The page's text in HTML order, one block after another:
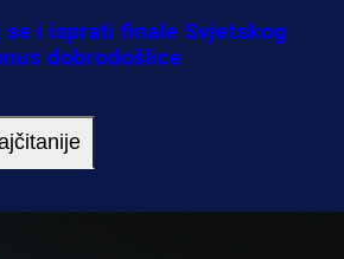
se i isprati finale Svjetskog
dobrodošlice